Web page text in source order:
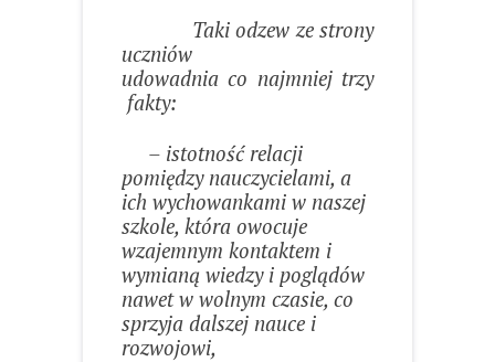
Taki odzew ze strony
uczniów
udowadnia co najmniej trzy
fakty:
– istotność relacji
pomiędzy nauczycielami, a
ich wychowankami w naszej
szkole, która owocuje
wzajemnym kontaktem i
wymianą wiedzy i poglądów
nawet w wolnym czasie, co
sprzyja dalszej nauce i
rozwojowi,